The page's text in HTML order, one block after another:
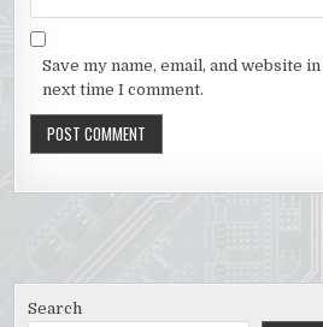
Save my name, email, and website
next time I comment.
Search